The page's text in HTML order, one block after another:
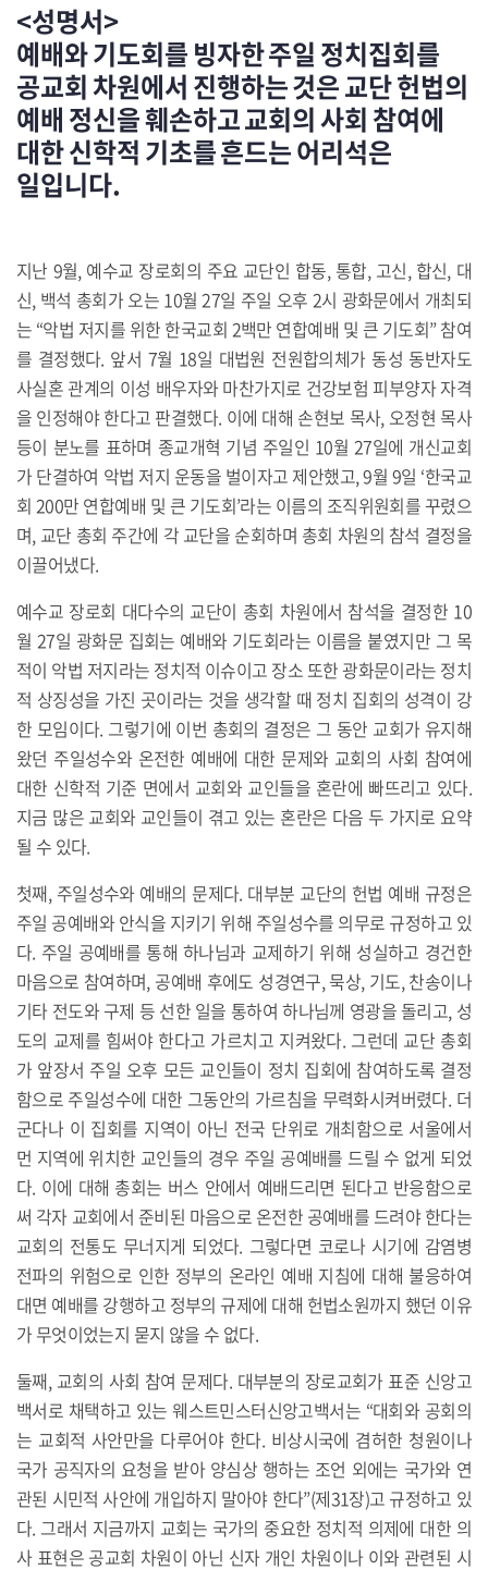
<성명서>
예배와 기도회를 빙자한 주일 정치집회를
공교회 차원에서 진행하는 것은 교단 헌법의
예배 정신을 훼손하고 교회의 사회 참여에
대한 신학적 기초를 흔드는 어리석은
일입니다.
지난 9월, 예수교 장로회의 주요 교단인 합동, 통합, 고신, 합신, 대
신, 백석 총회가 오는 10월 27일 주일 오후 2시 광화문에서 개최되
는 “악법 저지를 위한 한국교회 2백만 연합예배 및 큰 기도회” 참여
를 결정했다. 앞서 7월 18일 대법원 전원합의체가 동성 동반자도
사실혼 관계의 이성 배우자와 마찬가지로 건강보험 피부양자 자격
을 인정해야 한다고 판결했다. 이에 대해 손현보 목사, 오정현 목사
등이 분노를 표하며 종교개혁 기념 주일인 10월 27일에 개신교회
가 단결하여 악법 저지 운동을 벌이자고 제안했고, 9월 9일 ‘한국교
회 200만 연합예배 및 큰 기도회’라는 이름의 조직위원회를 꾸렸으
며, 교단 총회 주간에 각 교단을 순회하며 총회 차원의 참석 결정을
이끌어냈다.
예수교 장로회 대다수의 교단이 총회 차원에서 참석을 결정한 10
월 27일 광화문 집회는 예배와 기도회라는 이름을 붙였지만 그 목
적이 악법 저지라는 정치적 이슈이고 장소 또한 광화문이라는 정치
적 상징성을 가진 곳이라는 것을 생각할 때 정치 집회의 성격이 강
한 모임이다. 그렇기에 이번 총회의 결정은 그 동안 교회가 유지해
왔던 주일성수와 온전한 예배에 대한 문제와 교회의 사회 참여에
대한 신학적 기준 면에서 교회와 교인들을 혼란에 빠뜨리고 있다.
지금 많은 교회와 교인들이 겪고 있는 혼란은 다음 두 가지로 요약
될 수 있다.
첫째, 주일성수와 예배의 문제다. 대부분 교단의 헌법 예배 규정은
주일 공예배와 안식을 지키기 위해 주일성수를 의무로 규정하고 있
다. 주일 공예배를 통해 하나님과 교제하기 위해 성실하고 경건한
마음으로 참여하며, 공예배 후에도 성경연구, 묵상, 기도, 찬송이나
기타 전도와 구제 등 선한 일을 통하여 하나님께 영광을 돌리고, 성
도의 교제를 힘써야 한다고 가르치고 지켜왔다. 그런데 교단 총회
가 앞장서 주일 오후 모든 교인들이 정치 집회에 참여하도록 결정
함으로 주일성수에 대한 그동안의 가르침을 무력화시켜버렸다. 더
군다나 이 집회를 지역이 아닌 전국 단위로 개최함으로 서울에서
먼 지역에 위치한 교인들의 경우 주일 공예배를 드릴 수 없게 되었
다. 이에 대해 총회는 버스 안에서 예배드리면 된다고 반응함으로
써 각자 교회에서 준비된 마음으로 온전한 공예배를 드려야 한다는
교회의 전통도 무너지게 되었다. 그렇다면 코로나 시기에 감염병
전파의 위험으로 인한 정부의 온라인 예배 지침에 대해 불응하여
대면 예배를 강행하고 정부의 규제에 대해 헌법소원까지 했던 이유
가 무엇이었는지 묻지 않을 수 없다.
둘째, 교회의 사회 참여 문제다. 대부분의 장로교회가 표준 신앙고
백서로 채택하고 있는 웨스트민스터신앙고백서는 “대회와 공회의
는 교회적 사안만을 다루어야 한다. 비상시국에 겸허한 청원이나
국가 공직자의 요청을 받아 양심상 행하는 조언 외에는 국가와 연
관된 시민적 사안에 개입하지 말아야 한다”(제31장)고 규정하고 있
다. 그래서 지금까지 교회는 국가의 중요한 정치적 의제에 대한 의
사 표현은 공교회 차원이 아닌 신자 개인 차원이나 이와 관련된 시